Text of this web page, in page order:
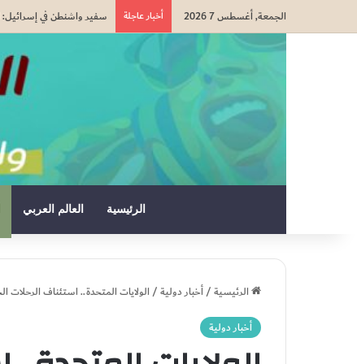
الجمعة, أغسطس 7 2026 أخبار عاجلة التعاون في مجال الهجرة..
الرئيسية العالم العربي
الرئيسية/أخبار دولية/الولايات المتحدة.. استئناف
أخبار دولية